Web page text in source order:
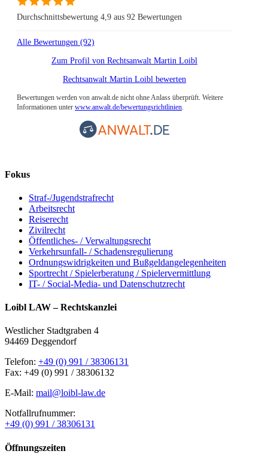
Durchschnittsbewertung 4,9 aus 92 Bewertungen
Alle Bewertungen (92)
Zum Profil von Rechtsanwalt Martin Loibl
Rechtsanwalt Martin Loibl bewerten
Bewertungen werden von anwalt.de nicht ohne Anlass überprüft. Weitere
Informationen unter www.anwalt.de/bewertungsrichtlinien.
Fokus
Straf-/Jugendstrafrecht
Arbeitsrecht
Reiserecht
Zivilrecht
Öffentliches- / Verwaltungsrecht
Verkehrsunfall- / Schadensregulierung
Ordnungswidrigkeiten und Bußgeldangelegenheiten
Sportrecht / Spielerberatung / Spielervermittlung
IT- / Social-Media- und Datenschutzrecht
Loibl LAW – Rechtskanzlei
Westlicher Stadtgraben 4
94469 Deggendorf
Telefon: +49 (0) 991 / 38306131
Fax: +49 (0) 991 / 38306132
E-Mail: mail@loibl-law.de
Notfallrufnummer:
+49 (0) 991 / 38306131
Öffnungszeiten